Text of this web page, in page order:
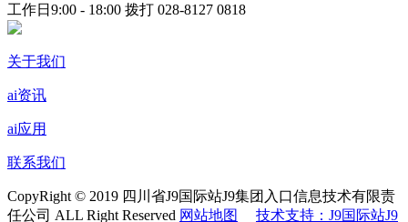
工作日9:00 - 18:00 拨打 028-8127 0818
关于我们
ai资讯
ai应用
联系我们
CopyRight © 2019 四川省J9国际站J9集团入口信息技术有限责
任公司 ALL Right Reserved 网站地图 技术支持：J9国际站J9